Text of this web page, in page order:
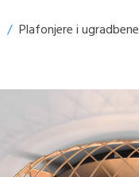
/ Plafonjere i ugradbene